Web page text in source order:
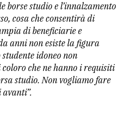
borse studio e l’innalzamento
cosa che consentirà di
di beneficiarie e
anni non esiste la figura
idoneo non
che ne hanno i requisiti
studio. Non vogliamo fare